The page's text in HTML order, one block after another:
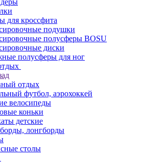
для кроссфита
подушки
полусферы BOSU
диски
полусферы для ног
отдых
футбол, аэрохоккей
велосипеды
коньки
детские
лонгборды
столы